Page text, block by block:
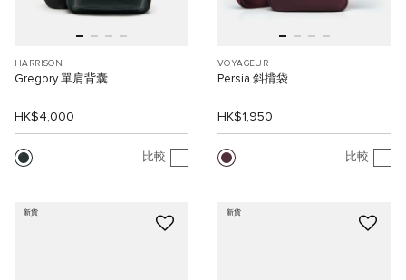
HARRISON
Gregory 單肩背囊
HK$4,000
比較
VOYAGEUR
Persia 斜揹袋
HK$1,950
比較
新貨 新貨